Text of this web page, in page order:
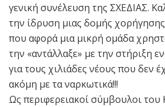
γενική συνέλευση της ΣΧΕΔΙΑΣ.
την ίδρυση μιας δομής
που αφορά μια μικρή ομάδα
την «αντάλλαξε» με την στήριξη
για τους χιλιάδες νέους που δεν
ακόμη με τα ναρκωτικά!!!
Ως περιφερειακοί σύμβουλοι του